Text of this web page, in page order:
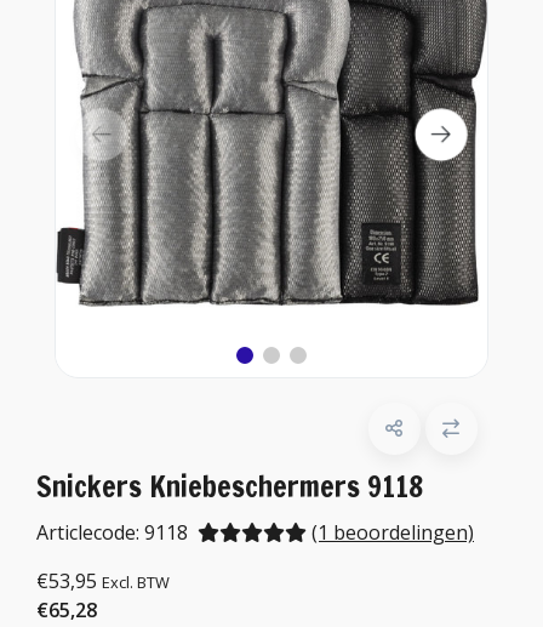
Snickers Kniebeschermers 9118
Articlecode: 9118
(1 beoordelingen)
€53,95 Excl. BTW
€65,28